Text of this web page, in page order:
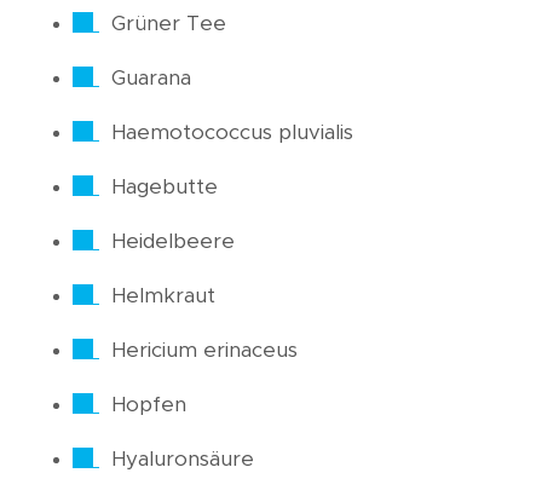
Grüner Tee
Guarana
Haemotococcus pluvialis
Hagebutte
Heidelbeere
Helmkraut
Hericium erinaceus
Hopfen
Hyaluronsäure